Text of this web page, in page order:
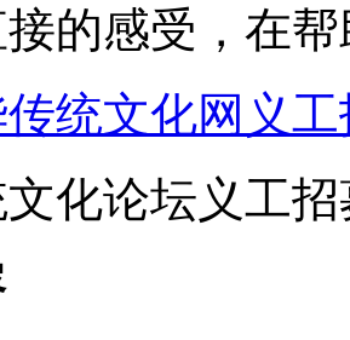
的感受，在
统文化网义
化论坛义工